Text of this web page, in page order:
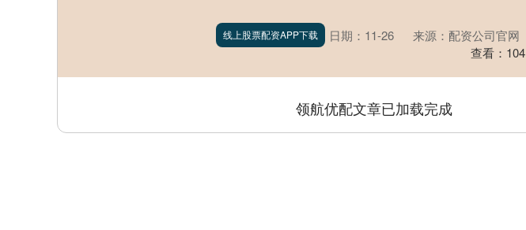
线上股票配资APP下载 日期：11-26
来源：配资公司官网
查看： 104
领航优配文章已加载完成